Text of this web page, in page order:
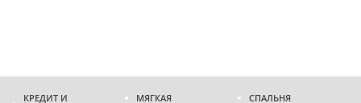
КРЕДИТ И
МЯГКАЯ
СПАЛЬНЯ